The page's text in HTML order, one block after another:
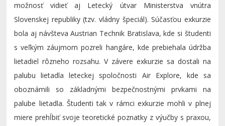
možnosť vidieť aj Letecký útvar Ministerstva vnútra
Slovenskej republiky (tzv. vládny špeciál). Súčasťou exkurzie
bola aj návšteva Austrian Technik Bratislava, kde si študenti
s veľkým záujmom pozreli hangáre, kde prebiehala údržba
lietadiel rôzneho rozsahu. V závere exkurzie sa dostali na
palubu lietadla leteckej spoločnosti Air Explore, kde sa
oboznámili so základnými bezpečnostnými prvkami na
palube lietadla. Študenti tak v rámci exkurzie mohli v plnej
miere prehĺbiť svoje teoretické poznatky z výučby s praxou,